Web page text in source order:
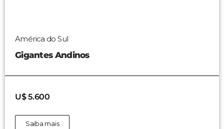
América do Sul
Gigantes Andinos
U$ 5.600
Saiba mais